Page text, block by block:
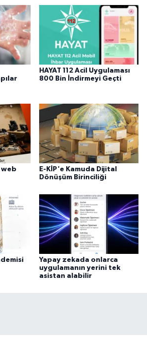
HAYAT 112 Acil Uygulaması
800 Bin İndirmeyi Geçti
web
E-KİP'e Kamuda Dijital
Dönüşüm Birinciliği
Yapay zekada onlarca
uygulamanın yerini tek
asistan alabilir